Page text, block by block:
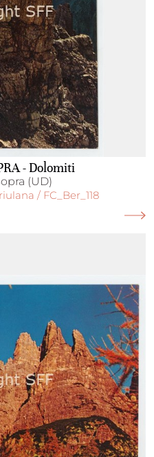
- Dolomiti
(UD)
/ FC_Ber_118